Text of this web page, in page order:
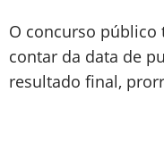
O concurso público
contar da data de
resultado final,